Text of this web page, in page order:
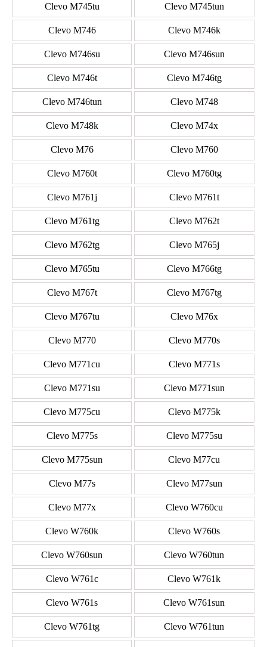
Clevo M745tu Clevo M745tun
Clevo M746 Clevo M746k
Clevo M746su Clevo M746sun
Clevo M746t Clevo M746tg
Clevo M746tun Clevo M748
Clevo M748k Clevo M74x
Clevo M76 Clevo M760
Clevo M760t Clevo M760tg
Clevo M761j Clevo M761t
Clevo M761tg Clevo M762t
Clevo M762tg Clevo M765j
Clevo M765tu Clevo M766tg
Clevo M767t Clevo M767tg
Clevo M767tu Clevo M76x
Clevo M770 Clevo M770s
Clevo M771cu Clevo M771s
Clevo M771su Clevo M771sun
Clevo M775cu Clevo M775k
Clevo M775s Clevo M775su
Clevo M775sun Clevo M77cu
Clevo M77s Clevo M77sun
Clevo M77x Clevo W760cu
Clevo W760k Clevo W760s
Clevo W760sun Clevo W760tun
Clevo W761c Clevo W761k
Clevo W761s Clevo W761sun
Clevo W761tg Clevo W761tun